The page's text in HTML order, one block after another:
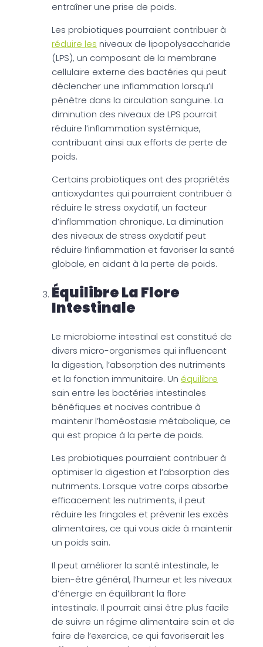
entraîner une prise de poids.
Les probiotiques pourraient contribuer à
réduire les niveaux de lipopolysaccharide
(LPS), un composant de la membrane
cellulaire externe des bactéries qui peut
déclencher une inflammation lorsqu’il
pénètre dans la circulation sanguine. La
diminution des niveaux de LPS pourrait
réduire l’inflammation systémique,
contribuant ainsi aux efforts de perte de
poids.
Certains probiotiques ont des propriétés
antioxydantes qui pourraient contribuer à
réduire le stress oxydatif, un facteur
d’inflammation chronique. La diminution
des niveaux de stress oxydatif peut
réduire l’inflammation et favoriser la santé
globale, en aidant à la perte de poids.
Équilibre La Flore
Intestinale
Le microbiome intestinal est constitué de
divers micro-organismes qui influencent
la digestion, l’absorption des nutriments
et la fonction immunitaire. Un équilibre
sain entre les bactéries intestinales
bénéfiques et nocives contribue à
maintenir l’homéostasie métabolique, ce
qui est propice à la perte de poids.
Les probiotiques pourraient contribuer à
optimiser la digestion et l’absorption des
nutriments. Lorsque votre corps absorbe
efficacement les nutriments, il peut
réduire les fringales et prévenir les excès
alimentaires, ce qui vous aide à maintenir
un poids sain.
Il peut améliorer la santé intestinale, le
bien-être général, l’humeur et les niveaux
d’énergie en équilibrant la flore
intestinale. Il pourrait ainsi être plus facile
de suivre un régime alimentaire sain et de
faire de l’exercice, ce qui favoriserait les